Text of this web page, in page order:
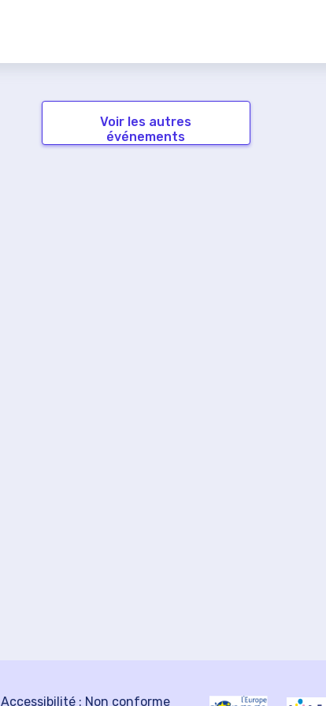
Voir les autres
événements
Accessibilité : Non conforme